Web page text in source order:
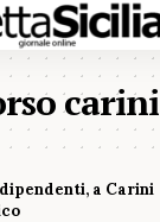
carini
a Carini